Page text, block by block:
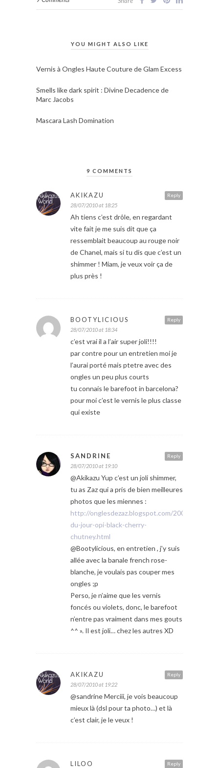
YOU MIGHT ALSO LIKE
Vernis à Ongles Haute Couture de Glam Excess
Smells like dark spirit : Divine Decadence de
Marc Jacobs
Mascara Lash Domination
9 COMMENTS
Reply
AKIKAZU
28/07/2010 at 18:25
Ah tiens c’est drôle, en regardant
vite fait je me suis dit que ça
ressemblait beaucoup au rouge noir
de Chanel, mais si tu dis que c’est un
shimmer ! Miam, je veux voir ça de
plus près !
Reply
BOOTYLICIOUS
28/07/2010 at 18:34
c’est vrai il a l’air super joli!!!!
par contre pour un entretien moi je
l’aurai porté mais ptetre avec des
ongles un peu plus courts
tu connais le barefoot in barcelona?
pour moi c’est le vernis le plus classe
qui existe
Reply
SANDRINE
28/07/2010 at 19:10
@Akikazu Yup c’est un joli shimmer,
tu as Zaz qui a pris de bien meilleures
photos que les miennes :
http://onglesdezaz.blogspot.com/2009/04/
du-jour-opi-black-cherry-
chutney.html
@Bootylicious, en entretien , j’y suis
allée avec la banale french rose-
blanche, je voulais pas couper mes
ongles ;p
Perso, je n’aime que les vernis
foncés ou violets, donc, le barefoot
n’entre pas vraiment dans mes gouts
^^ ». Il est joli… chez les autres XD
Reply
AKIKAZU
28/07/2010 at 19:22
@sandrine Merciii, je vois beaucoup
mieux là (dsl pour ta photo…) et là
c’est clair, je le veux !
Reply
LILOO